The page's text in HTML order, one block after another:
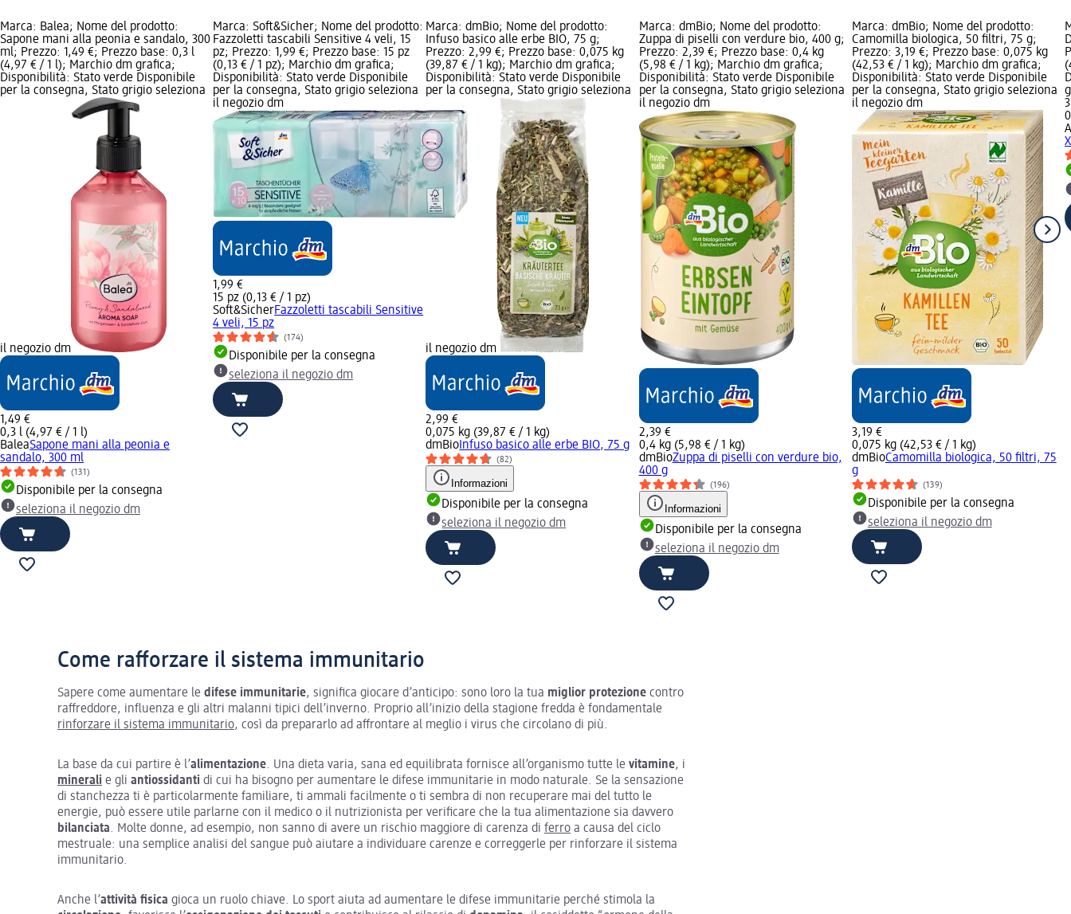
Marca: Balea; Nome del prodotto:
Sapone mani alla peonia e sandalo, 300
ml; Prezzo: 1,49 €; Prezzo base: 0,3 l
(4,97 € / 1 l); Marchio dm grafica;
Disponibilità: Stato verde Disponibile
per la consegna, Stato grigio seleziona
il negozio dm
1,49 €
0,3 l (4,97 € / 1 l)
BaleaSapone mani alla peonia e
sandalo, 300 ml
(131)
Disponibile per la consegna
seleziona il negozio dm
Marca: Soft&Sicher; Nome del prodotto:
Fazzoletti tascabili Sensitive 4 veli, 15
pz; Prezzo: 1,99 €; Prezzo base: 15 pz
(0,13 € / 1 pz); Marchio dm grafica;
Disponibilità: Stato verde Disponibile
per la consegna, Stato grigio seleziona
il negozio dm
1,99 €
15 pz (0,13 € / 1 pz)
Soft&SicherFazzoletti tascabili Sensitive
4 veli, 15 pz
(174)
Disponibile per la consegna
seleziona il negozio dm
Marca: dmBio; Nome del prodotto:
Infuso basico alle erbe BIO, 75 g;
Prezzo: 2,99 €; Prezzo base: 0,075 kg
(39,87 € / 1 kg); Marchio dm grafica;
Disponibilità: Stato verde Disponibile
per la consegna, Stato grigio seleziona
il negozio dm
2,99 €
0,075 kg (39,87 € / 1 kg)
dmBio Infuso basico alle erbe BIO, 75 g
(82)
Informazioni
Disponibile per la consegna
seleziona il negozio dm
Marca: dmBio; Nome del prodotto:
Zuppa di piselli con verdure bio, 400 g;
Prezzo: 2,39 €; Prezzo base: 0,4 kg
(5,98 € / 1 kg); Marchio dm grafica;
Disponibilità: Stato verde Disponibile
per la consegna, Stato grigio seleziona
il negozio dm
2,39 €
0,4 kg (5,98 € / 1 kg)
dmBioZuppa di piselli con verdure bio,
400 g
(196)
Informazioni
Disponibile per la consegna
seleziona il negozio dm
Marca: dmBio; Nome del prodotto:
Camomilla biologica, 50 filtri, 75 g;
Prezzo: 3,19 €; Prezzo base: 0,075 kg
(42,53 € / 1 kg); Marchio dm grafica;
Disponibilità: Stato verde Disponibile
per la consegna, Stato grigio seleziona
il negozio dm
3,19 €
0,075 kg (42,53 € / 1 kg)
dmBioCamomilla biologica, 50 filtri, 75
g
(139)
Disponibile per la consegna
seleziona il negozio dm
Come rafforzare il sistema immunitario
Sapere come aumentare le difese immunitarie, significa giocare d’anticipo: sono loro la tua miglior protezione contro
raffreddore, influenza e gli altri malanni tipici dell’inverno. Proprio all’inizio della stagione fredda è fondamentale
rinforzare il sistema immunitario, così da prepararlo ad affrontare al meglio i virus che circolano di più.
La base da cui partire è l’alimentazione. Una dieta varia, sana ed equilibrata fornisce all’organismo tutte le vitamine, i
minerali e gli antiossidanti di cui ha bisogno per aumentare le difese immunitarie in modo naturale. Se la sensazione
di stanchezza ti è particolarmente familiare, ti ammali facilmente o ti sembra di non recuperare mai del tutto le
energie, può essere utile parlarne con il medico o il nutrizionista per verificare che la tua alimentazione sia davvero
bilanciata. Molte donne, ad esempio, non sanno di avere un rischio maggiore di carenza di ferro a causa del ciclo
mestruale: una semplice analisi del sangue può aiutare a individuare carenze e correggerle per rinforzare il sistema
immunitario.
Anche l’attività fisica gioca un ruolo chiave. Lo sport aiuta ad aumentare le difese immunitarie perché stimola la